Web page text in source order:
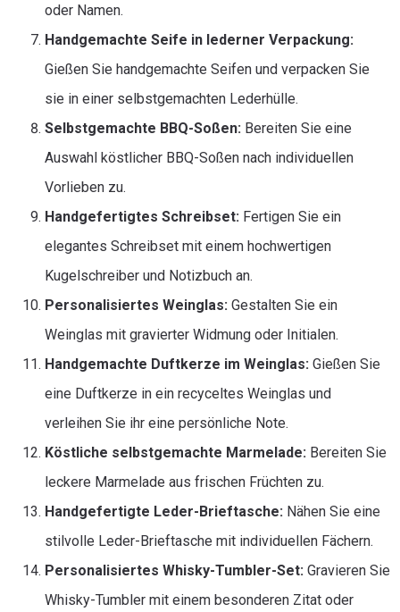
oder Namen.
Handgemachte Seife in lederner Verpackung:
Gießen Sie handgemachte Seifen und verpacken Sie
sie in einer selbstgemachten Lederhülle.
Selbstgemachte BBQ-Soßen: Bereiten Sie eine
Auswahl köstlicher BBQ-Soßen nach individuellen
Vorlieben zu.
Handgefertigtes Schreibset: Fertigen Sie ein
elegantes Schreibset mit einem hochwertigen
Kugelschreiber und Notizbuch an.
Personalisiertes Weinglas: Gestalten Sie ein
Weinglas mit gravierter Widmung oder Initialen.
Handgemachte Duftkerze im Weinglas: Gießen Sie
eine Duftkerze in ein recyceltes Weinglas und
verleihen Sie ihr eine persönliche Note.
Köstliche selbstgemachte Marmelade: Bereiten Sie
leckere Marmelade aus frischen Früchten zu.
Handgefertigte Leder-Brieftasche: Nähen Sie eine
stilvolle Leder-Brieftasche mit individuellen Fächern.
Personalisiertes Whisky-Tumbler-Set: Gravieren Sie
Whisky-Tumbler mit einem besonderen Zitat oder